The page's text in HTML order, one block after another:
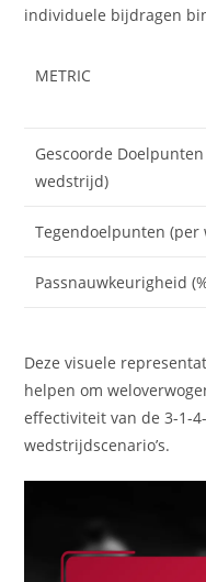
individuele bijdragen
METRIC
Gescoorde
wedstrijd)
Tegendoelpunten (per
Passnauwkeurigheid
Deze visuele
helpen om
effectiviteit van de 3-1-
wedstrijdscenario’s.